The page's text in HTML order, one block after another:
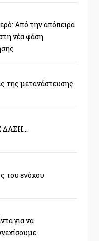
Από την απόπειρα
νέα φάση
της μετανάστευσης
ΔΑΣΗ…
του ενόχου
για να